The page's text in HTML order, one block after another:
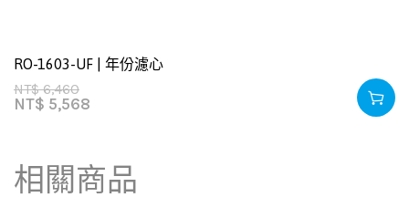
RO-1603-UF | 年份濾心
NT$6,460
NT$ 5,568
相關商品